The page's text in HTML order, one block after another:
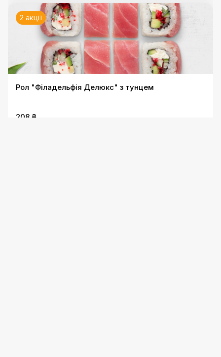
2 акції
Рол "Філадельфія Делюкс" з тунцем
208 ₴